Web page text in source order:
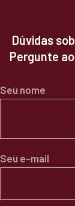
Dúvidas
Pergunte
Seu nome
Seu e-mail